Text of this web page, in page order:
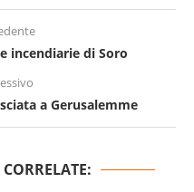
incendiarie di Soro
a Gerusalemme